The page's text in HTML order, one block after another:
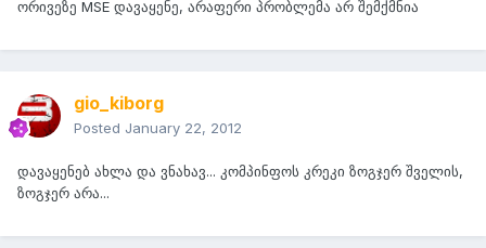
ორივეზე MSE დავაყენე, არაფერი პრობლემა არ შემქმნია
gio_kiborg
Posted January 22, 2012
დავაყენებ ახლა და ვნახავ... კომპინფოს კრეკი ზოგჯერ შველის,
ზოგჯერ არა...